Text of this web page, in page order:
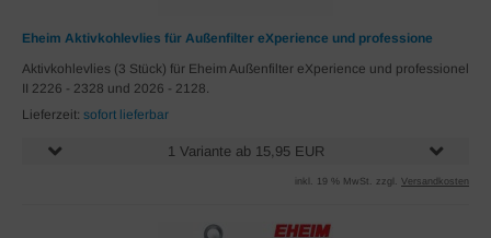
Eheim Aktivkohlevlies für Außenfilter eXperience und professione
Aktivkohlevlies (3 Stück) für Eheim Außenfilter eXperience und professionel
II 2226 - 2328 und 2026 - 2128.
Lieferzeit: sofort lieferbar
1 Variante ab 15,95 EUR
inkl. 19 % MwSt. zzgl. Versandkosten